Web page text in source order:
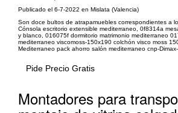
Publicado el 6-7-2022 en Mislata (Valencia)
Son doce bultos de atrapamuebles correspondientes a
Cónsola escritorio extensible mediterraneo, 0f8314a
y blanco, 016075f dormitorio matrimonio mediterraneo
mediterraneo viscomoss-150x190 colchón visco moss
Mediterraneo pack ahorro salón mediterraneo cnp-
Pide Precio Gratis
Montadores para